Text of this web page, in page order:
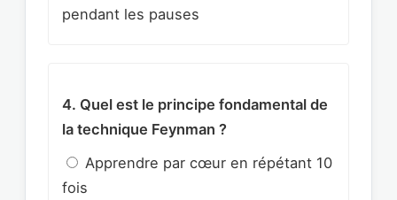
pendant les pauses
4. Quel est le principe fondamental de
la technique Feynman ?
Apprendre par cœur en répétant 10
fois